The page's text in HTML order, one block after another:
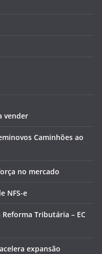
vender
Caminhões ao
no mercado
NFS-e
Tributária – EC
expansão